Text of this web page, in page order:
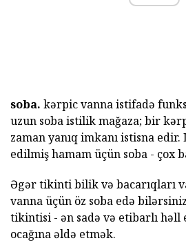
soba. kərpic vanna istifadə
uzun soba istilik mağaza; bir
zaman yanıq imkanı istisna
edilmiş hamam üçün soba - çox
Əgər tikinti bilik və bacarıqları
vanna üçün öz soba edə
tikintisi - ən sadə və etibarlı həll
ocağına əldə etmək.